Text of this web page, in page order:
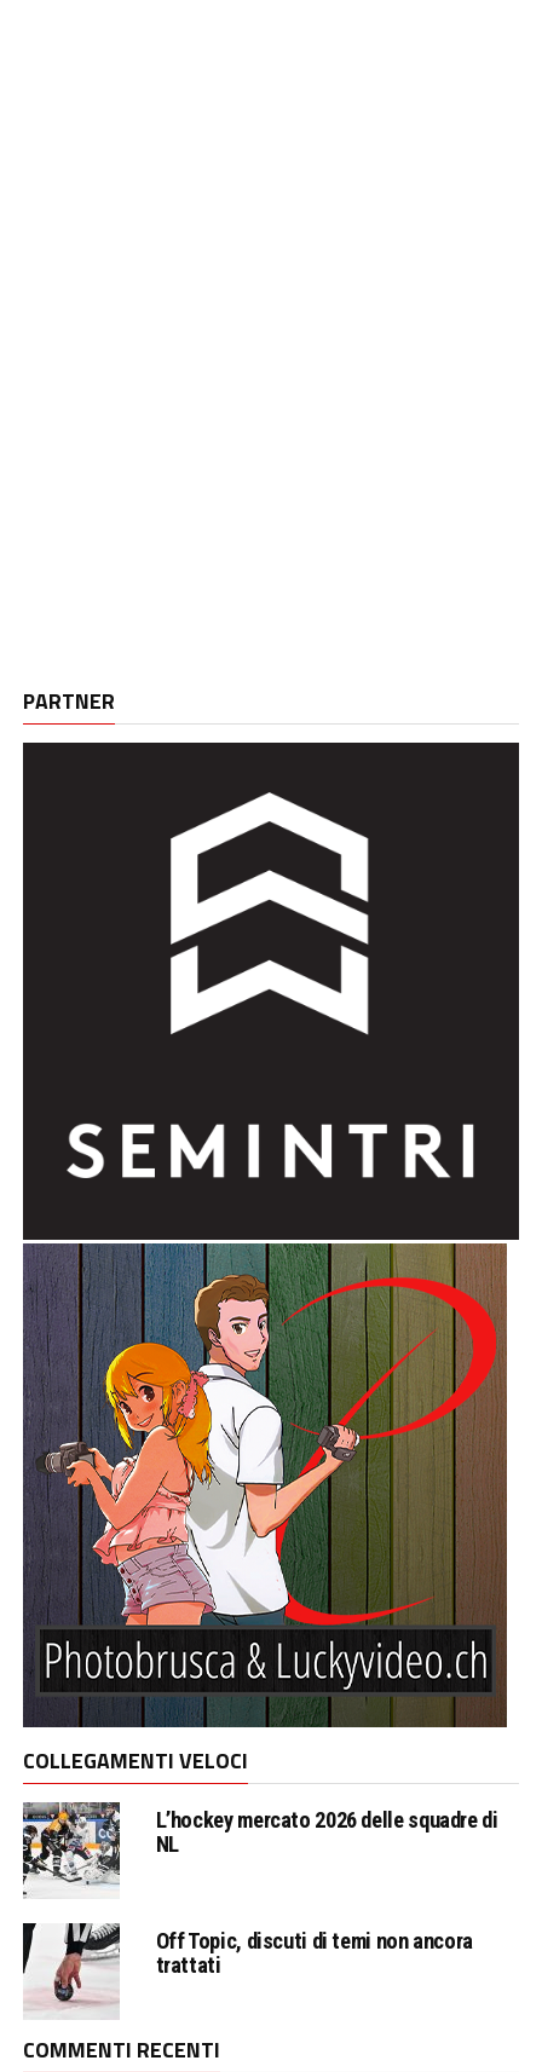
PARTNER
COLLEGAMENTI VELOCI
L’hockey mercato 2026 delle squadre di
NL
Off Topic, discuti di temi non ancora
trattati
COMMENTI RECENTI